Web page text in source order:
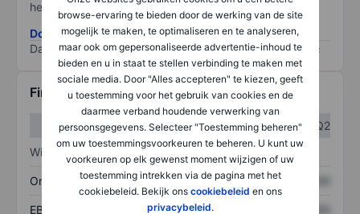
browse-ervaring te bieden door de werking van de site
mogelijk te maken, te optimaliseren en te analyseren,
maar ook om gepersonaliseerde advertentie-inhoud te
bieden en u in staat te stellen verbinding te maken met
sociale media. Door "Alles accepteren" te kiezen, geeft
u toestemming voor het gebruik van cookies en de
daarmee verband houdende verwerking van
persoonsgegevens. Selecteer "Toestemming beheren"
om uw toestemmingsvoorkeuren te beheren. U kunt uw
voorkeuren op elk gewenst moment wijzigen of uw
toestemming intrekken via de pagina met het
cookiebeleid. Bekijk ons cookiebeleid en ons
privacybeleid.
het grootste risico).
Download de ESG-risicomethodologie
Data provided by
/
Financiële gegevens
Q1
Q2
Winst/verlies
Omzet XXXXXXX XXXXXXX
EBITDA XXXXXXX